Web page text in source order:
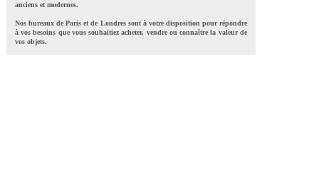
anciens et modernes.
Nos bureaux de Paris et de Londres sont à votre disposition pour répondre
à vos besoins que vous souhaitiez acheter, vendre ou connaître la valeur de
vos objets.